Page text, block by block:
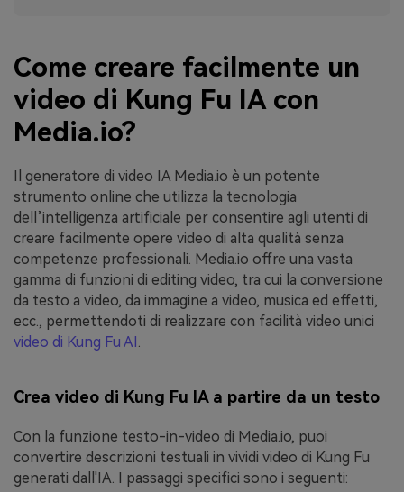
Come creare facilmente un
video di Kung Fu IA con
Media.io?
Il generatore di video IA Media.io è un potente
strumento online che utilizza la tecnologia
dell’intelligenza artificiale per consentire agli utenti di
creare facilmente opere video di alta qualità senza
competenze professionali. Media.io offre una vasta
gamma di funzioni di editing video, tra cui la conversione
da testo a video, da immagine a video, musica ed effetti,
ecc., permettendoti di realizzare con facilità video unici
video di Kung Fu AI.
Crea video di Kung Fu IA a partire da un testo
Con la funzione testo-in-video di Media.io, puoi
convertire descrizioni testuali in vividi video di Kung Fu
generati dall'IA. I passaggi specifici sono i seguenti: